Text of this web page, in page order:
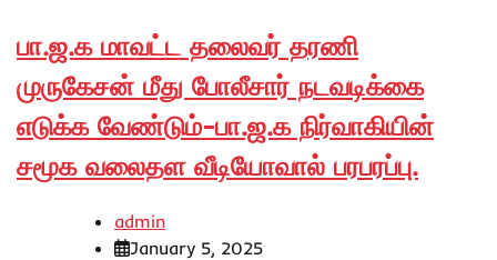
பா.ஜ.க மாவட்ட தலைவர் தரணி
முருகேசன் மீது போலீசார் நடவடிக்கை
எடுக்க வேண்டும்-பா.ஜ.க நிர்வாகியின்
சமூக வலைதள வீடியோவால் பரபரப்பு.
admin
January 5, 2025